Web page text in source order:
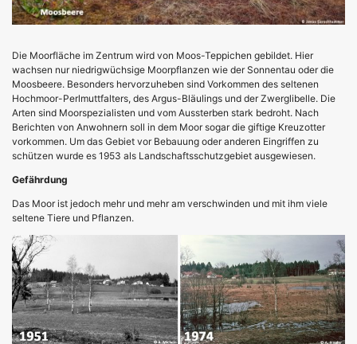
Die Moorfläche im Zentrum wird von Moos-Teppichen gebildet. Hier
wachsen nur niedrigwüchsige Moorpflanzen wie der Sonnentau oder die
Moosbeere. Besonders hervorzuheben sind Vorkommen des seltenen
Hochmoor-Perlmuttfalters, des Argus-Bläulings und der Zwerglibelle. Die
Arten sind Moorspezialisten und vom Aussterben stark bedroht. Nach
Berichten von Anwohnern soll in dem Moor sogar die giftige Kreuzotter
vorkommen. Um das Gebiet vor Bebauung oder anderen Eingriffen zu
schützen wurde es 1953 als Landschaftsschutzgebiet ausgewiesen.
Gefährdung
Das Moor ist jedoch mehr und mehr am verschwinden und mit ihm viele
seltene Tiere und Pflanzen.